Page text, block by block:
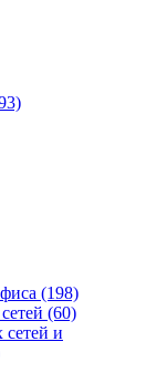
(198)
(60)
и